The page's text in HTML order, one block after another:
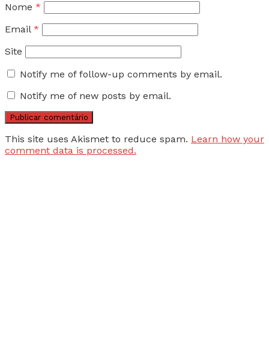
Nome *
Email *
Site
Notify me of follow-up comments by email.
Notify me of new posts by email.
This site uses Akismet to reduce spam. Learn how your
comment data is processed.